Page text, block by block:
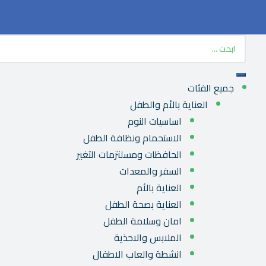
جميع الفئات
العناية بالأم والطفل
اساسيات النوم
الاستحمام ونظافة الطفل
الحافظات ومسلتزمات التغير
السفر والمعدات
العناية بالأم
العناية بصحة الطفل
امان وسلامة الطفل
الملابس والاحذية
انشطة والعاب الاطفال